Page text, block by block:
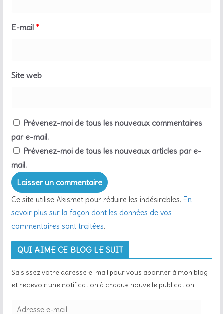
E-mail *
Site web
Prévenez-moi de tous les nouveaux commentaires
par e-mail.
Prévenez-moi de tous les nouveaux articles par e-
mail.
Ce site utilise Akismet pour réduire les indésirables. En
savoir plus sur la façon dont les données de vos
commentaires sont traitées.
QUI AIME CE BLOG LE SUIT
Saisissez votre adresse e-mail pour vous abonner à mon blog
et recevoir une notification à chaque nouvelle publication.